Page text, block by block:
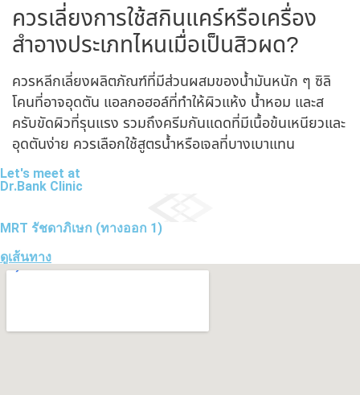
ควรเลี่ยงการใช้สกินแคร์หรือเครื่อง
สำอางประเภทไหนเมื่อเป็นสิวผด?
ควรหลีกเลี่ยงผลิตภัณฑ์ที่มีส่วนผสมของน้ำมันหนัก ๆ ซิลิ
โคนที่อาจอุดตัน แอลกอฮอล์ที่ทำให้ผิวแห้ง น้ำหอม และส
ครับขัดผิวที่รุนแรง รวมถึงครีมกันแดดที่มีเนื้อข้นเหนียวและ
อุดตันง่าย ควรเลือกใช้สูตรน้ำหรือเจลที่บางเบาแทน
Let's meet at
Dr.Bank Clinic
MRT รัชดาภิเษก (ทางออก 1)
ดูเส้นทาง